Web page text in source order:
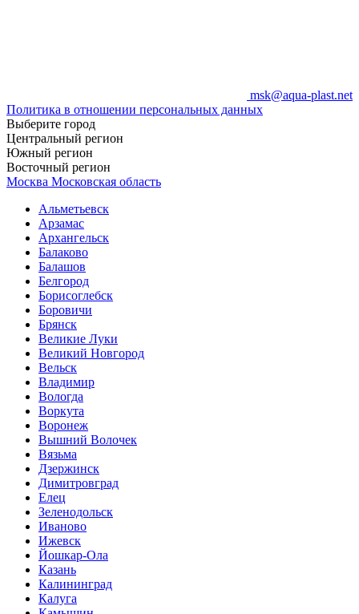
msk@aqua-plast.net
Политика в отношении персональных данных
Выберите город
Центральный регион
Южный регион
Восточный регион
Москва Московская область
Альметьевск
Арзамас
Архангельск
Балаково
Балашов
Белгород
Борисоглебск
Боровичи
Брянск
Великие Луки
Великий Новгород
Вельск
Владимир
Вологда
Воркута
Воронеж
Вышний Волочек
Вязьма
Дзержинск
Димитровград
Елец
Зеленодольск
Иваново
Ижевск
Йошкар-Ола
Казань
Калининград
Калуга